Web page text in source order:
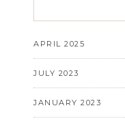
APRIL 2025
JULY 2023
JANUARY 2023